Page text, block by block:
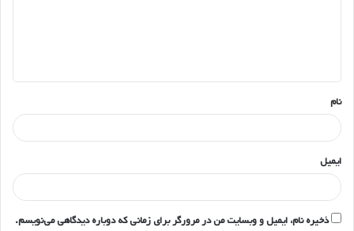
*
نام
ایمیل
ذخیره نام، ایمیل و وبسایت من در مرورگر برای زمانی که دوباره دیدگاهی می‌نویسم.